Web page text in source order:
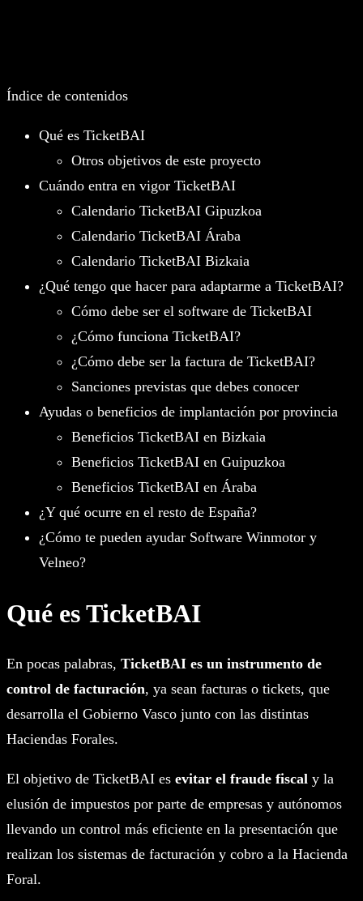
Índice de contenidos
Qué es TicketBAI
Otros objetivos de este proyecto
Cuándo entra en vigor TicketBAI
Calendario TicketBAI Gipuzkoa
Calendario TicketBAI Áraba
Calendario TicketBAI Bizkaia
¿Qué tengo que hacer para adaptarme a TicketBAI?
Cómo debe ser el software de TicketBAI
¿Cómo funciona TicketBAI?
¿Cómo debe ser la factura de TicketBAI?
Sanciones previstas que debes conocer
Ayudas o beneficios de implantación por provincia
Beneficios TicketBAI en Bizkaia
Beneficios TicketBAI en Guipuzkoa
Beneficios TicketBAI en Áraba
¿Y qué ocurre en el resto de España?
¿Cómo te pueden ayudar Software Winmotor y
Velneo?
Qué es TicketBAI
En pocas palabras, TicketBAI es un instrumento de
control de facturación, ya sean facturas o tickets, que
desarrolla el Gobierno Vasco junto con las distintas
Haciendas Forales.
El objetivo de TicketBAI es evitar el fraude fiscal y la
elusión de impuestos por parte de empresas y autónomos
llevando un control más eficiente en la presentación que
realizan los sistemas de facturación y cobro a la Hacienda
Foral.